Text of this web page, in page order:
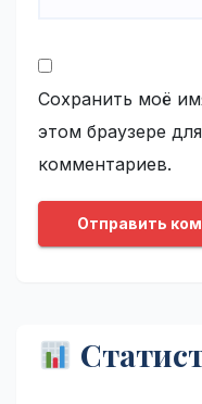
Сохранить моё
этом браузере
комментариев.